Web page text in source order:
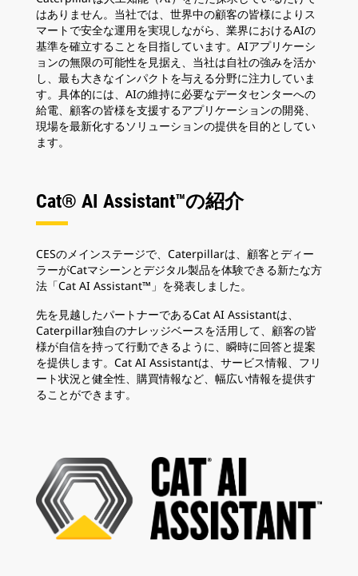
はありません。当社では、世界中の顧客の皆様によりス
マートで安全な運用を実現しながら、業界におけるAIの
基準を確立することを目指しています。AIアプリケーシ
ョンの無限の可能性を見据え、当社は自社の強みを活か
し、最も大きなインパクトを与える分野に注力していま
す。具体的には、AIの維持に必要なデータセンターへの
給電、顧客の皆様を支援するアプリケーションの開発、
現場を最新化するソリューションの提供を目的としてい
ます。
Cat® AI Assistant™の紹介
CESのメインステージで、Caterpillarは、顧客とディー
ラーがCatマシーンとデジタル製品を体験できる新たな方
法「Cat AI Assistant™」を発表しました。
先を見越したパートナーであるCat AI Assistantは、
Caterpillar独自のナレッジベースを活用して、顧客の皆
様が自信を持って行動できるように、瞬時に回答と提案
を提供します。Cat AI Assistantは、サービス情報、フリ
ート状況と健全性、購買情報など、幅広い情報を提供す
ることができます。